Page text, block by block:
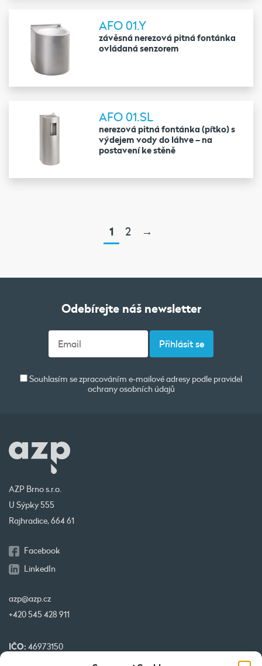
AFO 01.Y
závěsná nerezová pitná fontánka
ovládaná senzorem
AFO 01.SL
nerezová pitná fontánka (pítko) s
výdejem vody do láhve – na
postavení ke stěně
1 2 →
Odebírejte náš newsletter
Souhlasím se zpracováním e-mailové adresy podle pravidel
ochrany osobních údajů
AZP Brno s.r.o.
U Sýpky 555
Rajhradice, 664 61
Facebook
LinkedIn
azp@azp.cz
+420 545 428 911
IČO: 46973150